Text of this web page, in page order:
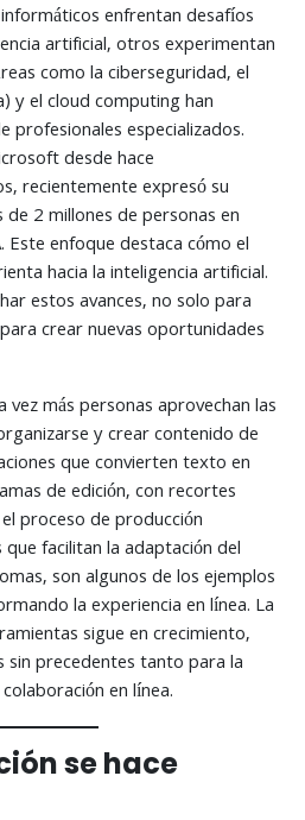
enfrentan desafíos
artificial, otros experimentan
como la ciberseguridad, el
y el cloud computing han
profesionales especializados.
desde hace
recientemente expresó su
2 millones de personas en
enfoque destaca cómo el
hacia la inteligencia artificial.
estos avances, no solo para
crear nuevas oportunidades
vez más personas aprovechan las
y crear contenido de
que convierten texto en
de edición, con recortes
proceso de producción
facilitan la adaptación del
son algunos de los ejemplos
la experiencia en línea. La
sigue en crecimiento,
precedentes tanto para la
en línea.
se hace